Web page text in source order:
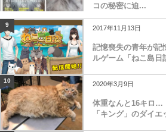
コの秘密に迫...
9 2017年11月13日
記憶喪失の青年が記
ルゲーム「ねこ島日
10 2020年3月9日
体重なんと16キロ…
「キング」のダイ